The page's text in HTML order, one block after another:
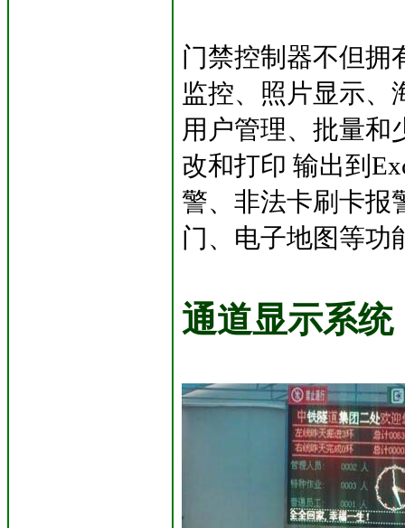
门禁控制器不但拥
监控、照片显示、
用户管理、批量和
改和打印 输出到
警、非法卡刷卡报
门、电子地图等功
通道显示系统